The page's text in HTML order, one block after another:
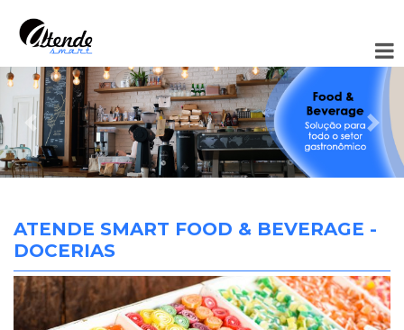
Anterior
ATENDE SMART FOOD & BEVERAGE -
DOCERIAS